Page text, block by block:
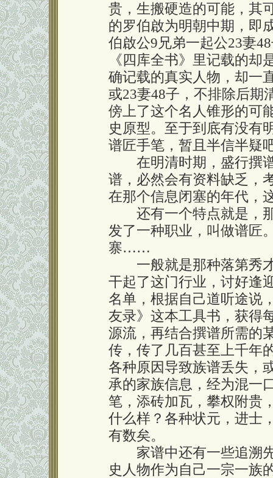
贵，生搬硬造的可能，其
的罗伯啟为明朝中期，即
伯啟公9兄弟一起公23妻
《四库全书》里记载的
确记载的真实人物，却一
或23妻48子，不排除后期
傍上了这个名人锥形的可
史原型。至于到底有没有
谱匠手笔，暂且半信半疑
在明清时期，盛行撰谱
谱，必然会有资料缺乏，
在那个信息闭塞的年代，
还有一个特点就是，那
发了一种职业，叫做谱匠
寨……
一般就是那种落第秀才
干起了这门行业，讨好逢
名单，根据自己道听途说
友录》这本工具书，获得
源流，再结合撰谱所需的
传，传了几百甚至上千年
各种原因导致族谱丢失，
承的家族信息，经为混一
笔，添砖加瓦，攀权附贵
什么样？各种状元，进
有数矣。
家谱中还有一些追溯先
史人物作为自己一宗一族